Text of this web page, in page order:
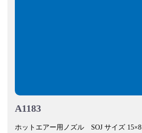
A1183
ホットエアー用ノズル SOJ サイズ 15×8